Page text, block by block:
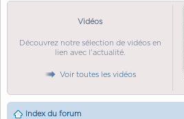
Vidéos
Découvrez notre sélection de vidéos en
lien avec l'actualité.
Voir toutes les vidéos
Index du forum